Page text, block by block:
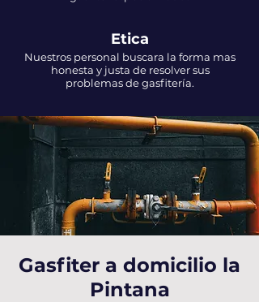
Etica
Nuestros personal buscara la forma mas
honesta y justa de resolver sus
problemas de gasfitería.
Gasfiter a domicilio la
Pintana